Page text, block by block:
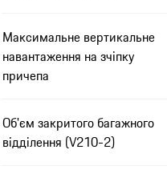
Максимальне вертикальне
навантаження на зчіпку
причепа
Об'єм закритого багажного
відділення (V210-2)